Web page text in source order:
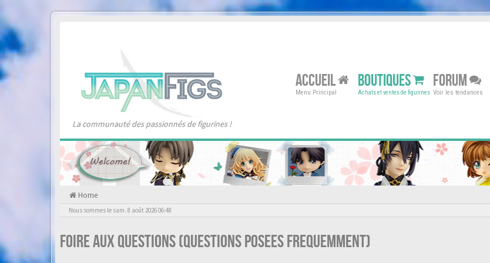
La communauté des passionnés de figurines !
ACCUEIL
Menu Principal
BOUTIQUES
Achats et ventes de figurines
FORUM
Voir les tendances
Home
Nous sommes le sam. 8 août 2026 06:48
Foire aux questions (Questions posees frequemment)